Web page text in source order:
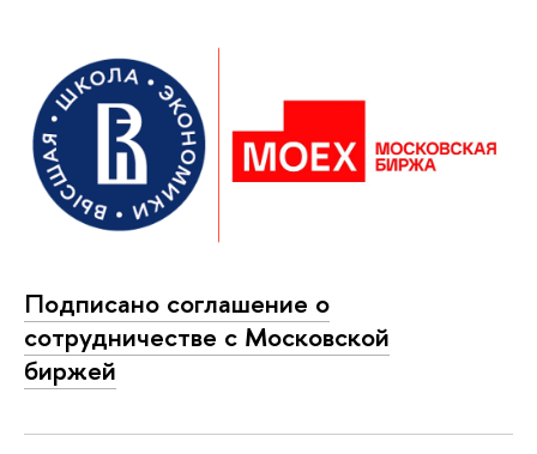
Подписано соглашение о
сотрудничестве с Московской
биржей